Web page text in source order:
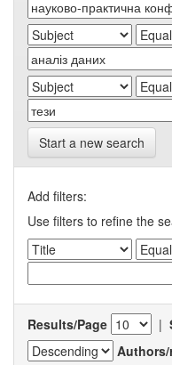
Start a new search
Add filters:
Use filters to refine the
Results/Page |